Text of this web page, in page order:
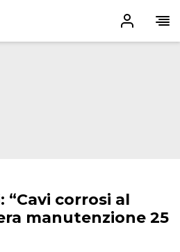
“Cavi corrosi al
manutenzione 25